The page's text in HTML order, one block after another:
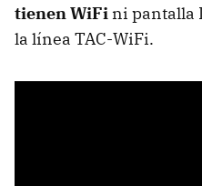
tienen WiFi ni pantalla
la línea TAC-WiFi.